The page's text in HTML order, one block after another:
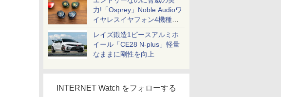
力!「Osprey」Noble Audioワ
イヤレスイヤフォン4機種を
一気に聴く
レイズ鍛造1ピースアルミホ
イール「CE28 N-plus」軽量
なままに剛性を向上
INTERNET Watch をフォローする